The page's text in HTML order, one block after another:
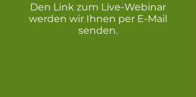
Den Link zum Live-Webinar
werden wir Ihnen per E-Mail
senden.